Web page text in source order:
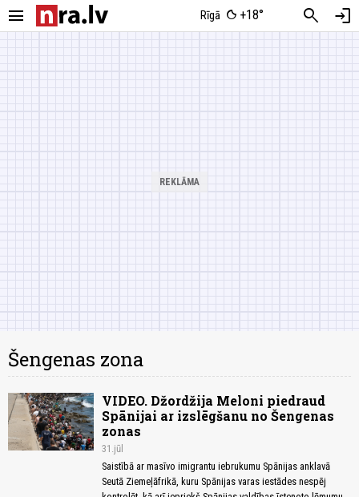
menu Rīgā +18° search login
Šengenas zona
VIDEO. Džordžija Meloni piedraud
Spānijai ar izslēgšanu no Šengenas
zonas
31.jūl
Saistībā ar masīvo imigrantu iebrukumu Spānijas anklavā
Seutā Ziemeļāfrikā, kuru Spānijas varas iestādes nespēj